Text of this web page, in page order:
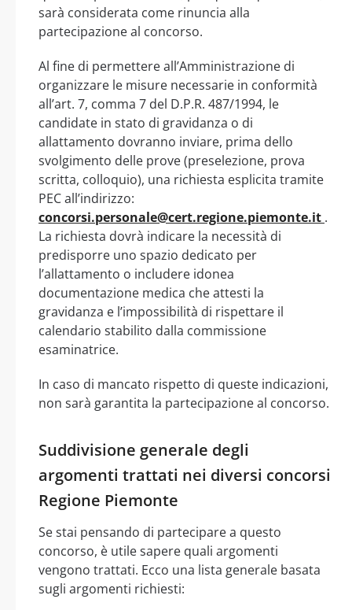
sarà considerata come rinuncia alla
partecipazione al concorso.
Al fine di permettere all’Amministrazione di
organizzare le misure necessarie in conformità
all’art. 7, comma 7 del D.P.R. 487/1994, le
candidate in stato di gravidanza o di
allattamento dovranno inviare, prima dello
svolgimento delle prove (preselezione, prova
scritta, colloquio), una richiesta esplicita tramite
PEC all’indirizzo:
concorsi.personale@cert.regione.piemonte.it .
La richiesta dovrà indicare la necessità di
predisporre uno spazio dedicato per
l’allattamento o includere idonea
documentazione medica che attesti la
gravidanza e l’impossibilità di rispettare il
calendario stabilito dalla commissione
esaminatrice.
In caso di mancato rispetto di queste indicazioni,
non sarà garantita la partecipazione al concorso.
Suddivisione generale degli
argomenti trattati nei diversi concorsi
Regione Piemonte
Se stai pensando di partecipare a questo
concorso, è utile sapere quali argomenti
vengono trattati. Ecco una lista generale basata
sugli argomenti richiesti: